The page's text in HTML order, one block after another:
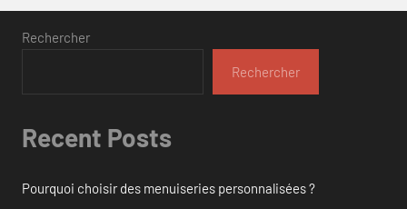
Rechercher
Rechercher
Recent Posts
Pourquoi choisir des menuiseries personnalisées ?